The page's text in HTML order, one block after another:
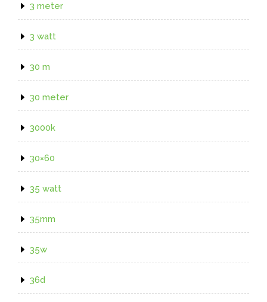
3 meter
3 watt
30 m
30 meter
3000k
30×60
35 watt
35mm
35w
36d